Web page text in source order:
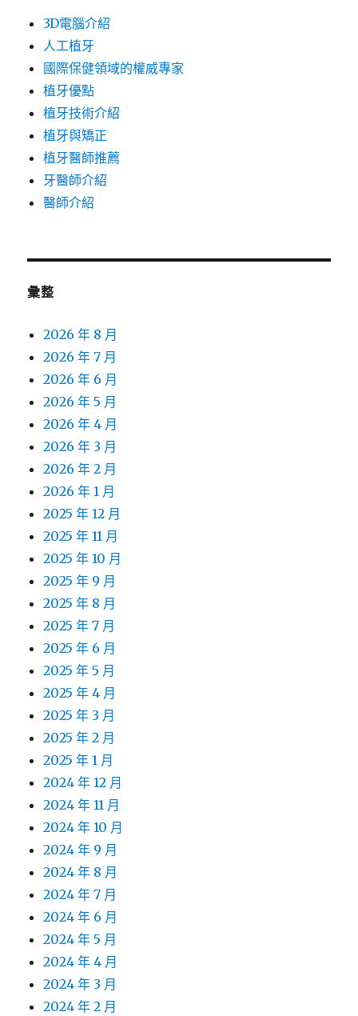
3D電腦介紹
人工植牙
國際保健領域的權威專家
植牙優點
植牙技術介紹
植牙與矯正
植牙醫師推薦
牙醫師介紹
醫師介紹
彙整
2026 年 8 月
2026 年 7 月
2026 年 6 月
2026 年 5 月
2026 年 4 月
2026 年 3 月
2026 年 2 月
2026 年 1 月
2025 年 12 月
2025 年 11 月
2025 年 10 月
2025 年 9 月
2025 年 8 月
2025 年 7 月
2025 年 6 月
2025 年 5 月
2025 年 4 月
2025 年 3 月
2025 年 2 月
2025 年 1 月
2024 年 12 月
2024 年 11 月
2024 年 10 月
2024 年 9 月
2024 年 8 月
2024 年 7 月
2024 年 6 月
2024 年 5 月
2024 年 4 月
2024 年 3 月
2024 年 2 月